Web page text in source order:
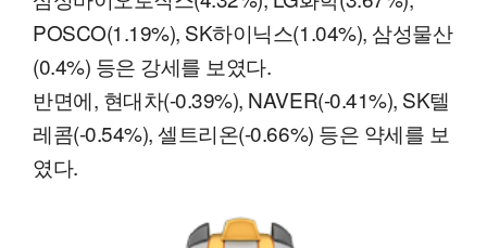
POSCO(1.19%), SK하이닉스(1.04%), 삼성물산
(0.4%) 등은 강세를 보였다.
반면에, 현대차(-0.39%), NAVER(-0.41%), SK텔
레콤(-0.54%), 셀트리온(-0.66%) 등은 약세를 보
였다.